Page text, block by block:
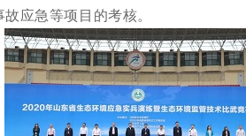
应急等项目的考核。